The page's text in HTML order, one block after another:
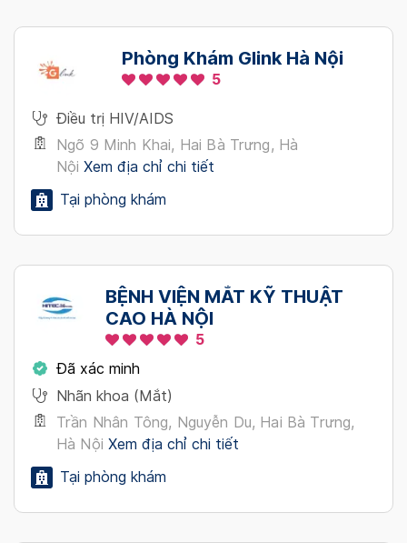
Phòng Khám Glink Hà Nội
5
Điều trị HIV/AIDS
Ngõ 9 Minh Khai, Hai Bà Trưng, Hà
Nội Xem địa chỉ chi tiết
Tại phòng khám
BỆNH VIỆN MẮT KỸ THUẬT
CAO HÀ NỘI
5
Đã xác minh
Nhãn khoa (Mắt)
Trần Nhân Tông, Nguyễn Du, Hai Bà Trưng,
Hà Nội Xem địa chỉ chi tiết
Tại phòng khám